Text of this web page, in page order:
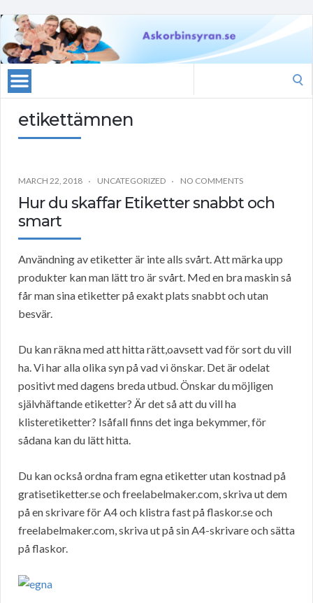
etikettämnen
MARCH 22, 2018 UNCATEGORIZED NO COMMENTS
Hur du skaffar Etiketter snabbt och
smart
Användning av etiketter är inte alls svårt. Att märka upp
produkter kan man lätt tro är svårt. Med en bra maskin så
får man sina etiketter på exakt plats snabbt och utan
besvär.
Du kan räkna med att hitta rätt,oavsett vad för sort du vill
ha. Vi har alla olika syn på vad vi önskar. Det är odelat
positivt med dagens breda utbud. Önskar du möjligen
självhäftande etiketter? Är det så att du vill ha
klisteretiketter? Isåfall finns det inga bekymmer, för
sådana kan du lätt hitta.
Du kan också ordna fram egna etiketter utan kostnad på
gratisetiketter.se och freelabelmaker.com, skriva ut dem
på en skrivare för A4 och klistra fast på flaskor.se och
freelabelmaker.com, skriva ut på sin A4-skrivare och sätta
på flaskor.